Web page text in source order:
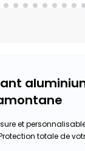
et
totale de